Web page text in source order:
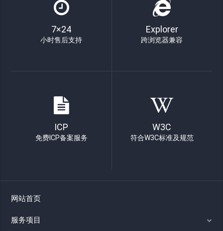
7×24
小时售后支持
Explorer
跨浏览器兼容
ICP
免费ICP备案服务
W3C
符合W3C标准及规范
网站首页
服务项目